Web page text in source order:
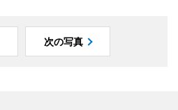
次の写真